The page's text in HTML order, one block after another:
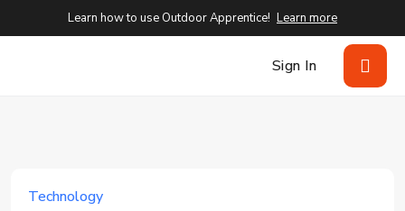
Learn how to use Outdoor Apprentice! Learn more
Sign In
Technology